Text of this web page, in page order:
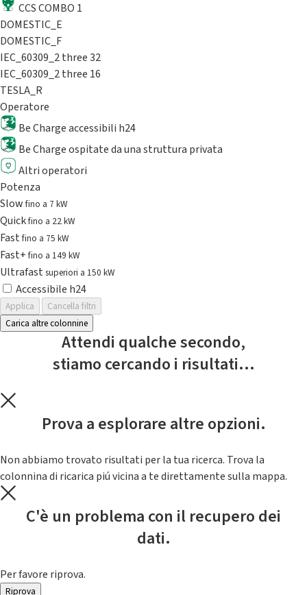
CCS COMBO 1
DOMESTIC_E
DOMESTIC_F
IEC_60309_2 three 32
IEC_60309_2 three 16
TESLA_R
Operatore
Be Charge accessibili h24
Be Charge ospitate da una struttura privata
Altri operatori
Potenza
Slowfino a 7 kW
Quickfino a 22 kW
Fastfino a 75 kW
Fast+fino a 149 kW
Ultrafast superiori a 150 kW
Accessibile h24
Applica
Cancella filtri
Carica altre colonnine
Attendi qualche secondo,
stiamo cercando i risultati...
Prova a esplorare altre opzioni.
Non abbiamo trovato risultati per la tua ricerca. Trova la
colonnina di ricarica piú vicina a te direttamente sulla mappa.
C'è un problema con il recupero dei
dati.
Per favore riprova.
Riprova